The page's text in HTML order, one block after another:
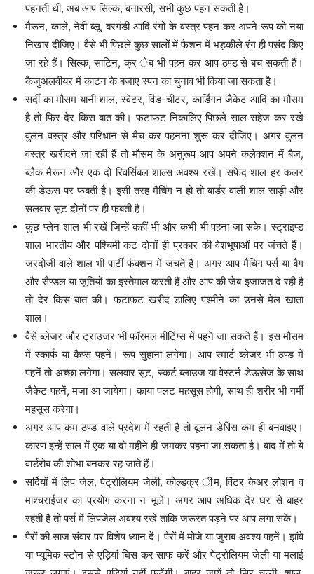
पहनती थी, अब आप सिल्क, बनारसी, सभी कुछ पहन सकती हैं।
मैरून, काले, नेवी ब्लू, बरगंडी आदि रंगों के वस्त्र पहन कर अपने रूप को नया
निखार दीजिए। वैसे भी पिछले कुछ सालों में फैशन में भड़कीले रंग ही पसंद किए
जा रहे हैं। सिल्क, साटिन, क्र ेब भी पहन कर आप ठण्ड से बच सकती हैं।
कैजुअलवीयर में काटन के बजाए स्पन का चुनाव भी किया जा सकता है।
सर्दी का मौसम यानी शाल, स्वेटर, विंड-चीटर, कार्डिगन जैकेट आदि का मौसम
है तो फिर देर किस बात की। फटाफट निकालिए पिछले साल सहेज कर रखे
वुलन वस्त्र और परिधान से मैच कर पहनना शुरू कर दीजिए। अगर वुलन
वस्त्र खरीदने जा रही हैं तो मौसम के अनुरूप आप अपने कलेक्शन में बैज,
ब्लैक मैरून और एक दो रिवर्सिबल शाल्स अवश्य रखें। सफेद शाल हर कलर
की डेऊस पर फबती है। इसी तरह मैचिंग न हो तो बार्डर वाली शाल साड़ी और
सलवार सूट दोनों पर ही फबती है।
कुछ प्लेन शाल भी रखें जिन्हें कहीं भी और कभी भी पहना जा सके। स्ट्राइप्ड
शाल भारतीय और पश्चिमी कट दोनों ही प्रकार की वेशभूषाओं पर जंचते हैं।
जरदोजी वाले शाल भी पार्टी फंक्शन में जंचते हैं। अगर आप मैचिंग पर्स या बैग
और सैण्डल या जूतियों का इस्तेमाल करती हैं और आप की जेब इजाजत दे रही है
तो देर किस बात की। फटाफट खरीद डालिए पश्मीने का उनसे मेल खाता
शाल।
वैसे ब्लेजर और ट्राउजर भी फॉरमल मीटिंग्स में पहने जा सकते हैं। इस मौसम
में स्कार्फ या कैप्स पहनें। रूप सुहाना लगेगा। आप स्मार्ट ब्लेजर भी ठण्ड में
पहनें तो अच्छा लगेगा। सलवार सूट, स्कर्ट ब्लाउज या वेस्टर्न डेऊसेज के साथ
जैकेट पहनें, मजा आ जायेगा। काया पलट महसूस होगी, साथ ही शरीर भी गर्मी
महसूस करेगा।
अगर आप कम ठण्ड वाले प्रदेश में रहती हैं तो वूलन डेÑस कम ही बनवाइए।
कारण इन्हें साल में एक या दो महीने ही जमकर पहना जा सकता है। बाद में तो ये
वार्डरोब की शोभा बनकर रह जाते हैं।
सर्दियों में लिप जेल, पेट्रोलियम जेली, कोल्डक्र ीम, विंटर केअर लोशन व
माश्चराईजर का प्रयोग करना न भूलें। अगर आप अधिक देर घर से बाहर
रहती हैं तो पर्स में लिपजेल अवश्य रखें ताकि जरूरत पड़ने पर आप लगा सकें।
पैरों की साज संवार पर विशेष ध्यान दें। पैरों में मोजे या जुराब अवश्य पहनें। झांवे
या प्यूमिक स्टोन से एड़ियां घिस कर साफ करें और पेट्रोलियम जेली या मलाई